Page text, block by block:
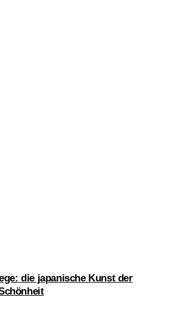
die japanische Kunst der